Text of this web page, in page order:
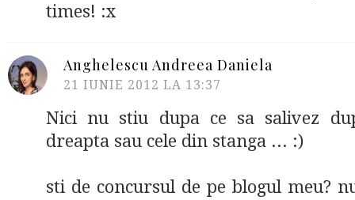
times! :x
Anghelescu Andreea Daniela
21 IUNIE 2012 LA 13:37
Nici nu stiu dupa ce sa salivez
dreapta sau cele din stanga ... :)
sti de concursul de pe blogul meu?